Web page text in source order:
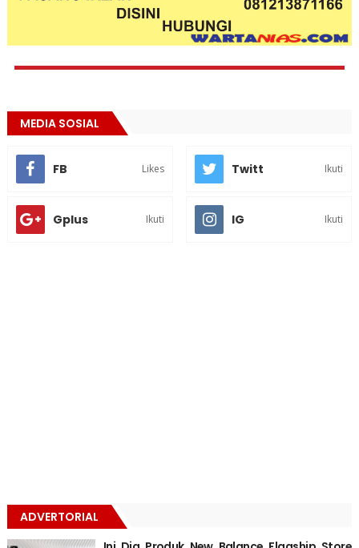
MEDIA SOSIAL
FB Likes Twitt Ikuti
Gplus Ikuti IG Ikuti
ADVERTORIAL